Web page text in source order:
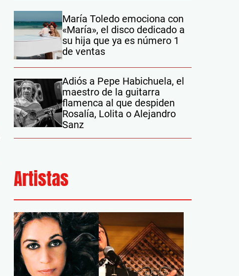
María Toledo emociona con
«María», el disco dedicado a
su hija que ya es número 1
de ventas
Adiós a Pepe Habichuela, el
maestro de la guitarra
flamenca al que despiden
Rosalía, Lolita o Alejandro
Sanz
Artistas